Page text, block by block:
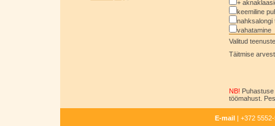
+
keemiline
nahksalongi
vahatamine
Valitud
Täitmise
NB!
töömahust.
E-mail| +372